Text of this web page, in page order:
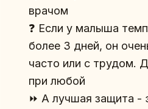
врачом
❓ Если у малыша
более 3 дней, он
часто или с трудом.
при любой
⏩️ А лучшая защита -